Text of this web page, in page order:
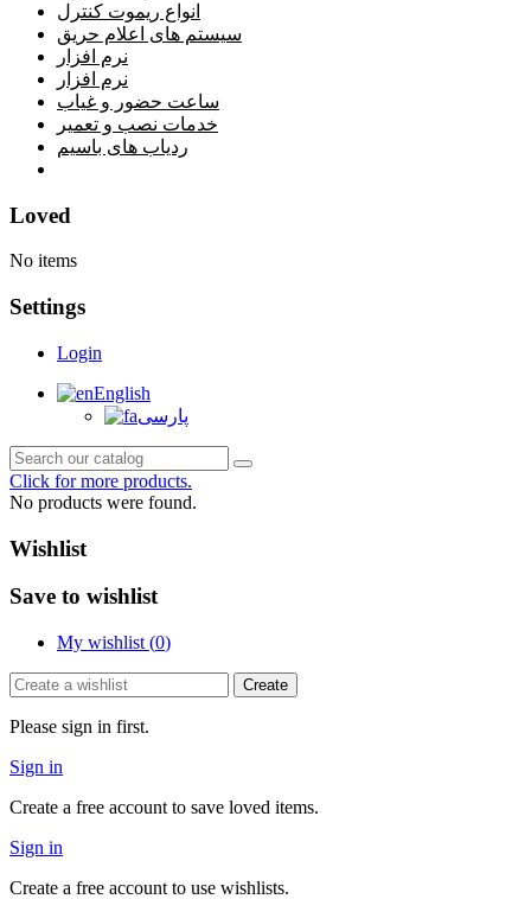
انواع ریموت کنترل
سیستم های اعلام حریق
نرم افزار
نرم افزار
ساعت حضور و غیاب
خدمات نصب و تعمیر
ردیاب های باسیم
Loved
No items
Settings
Login
English
پارسی
Click for more products.
No products were found.
Wishlist
Save to wishlist
My wishlist (0)
Create
Please sign in first.
Sign in
Create a free account to save loved items.
Sign in
Create a free account to use wishlists.